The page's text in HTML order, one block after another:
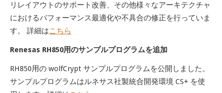
リレイアウトのサポート改善、その他様々なアーキテクチャ
におけるパフォーマンス最適化や不具合の修正を行っていま
す。 詳細はこちら
Renesas RH850用のサンプルプログラムを追加
RH850用の wolfCrypt サンプルプログラムを公開しました。
サンプルプログラムはルネサス社製統合開発環境 CS+ を使